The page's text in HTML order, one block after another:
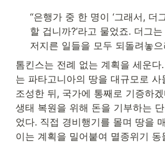
“은행가 중 한 명이 ‘그래서, 더
할 겁니까?’라고 물었죠. 더그
저지른 일들을 모두 되돌려놓으
톰킨스는 전례 없는 계획을 세운다
는 파타고니아의 땅을 대규모로 사
조성한 뒤, 국가에 통째로 기증하
생태 복원을 위해 돈을 기부하는
었다. 직접 경비행기를 몰며 땅을
이는 계획을 밀어붙여 멸종위기 동